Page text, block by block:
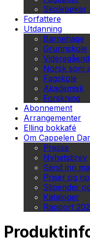
Skolebøker
Forfattere
Utdanning
Barnehage
Grunnskole
Norsk som
Fagskole
Akademisk
Forskning
Abonnement
Arrangementer
Elling bokkafé
Om Cappelen
Presse
Nyhetsbrev
Send inn
Priser og
Stipender
Kataloger
Rapport